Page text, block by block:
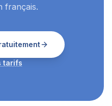
français.
tarifs